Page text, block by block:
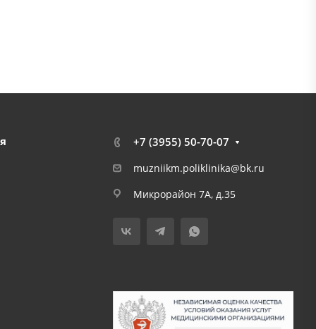
+7 (3955) 50-70-07
muzniikm.poliklinika@bk.ru
Микрорайон 7А, д.35